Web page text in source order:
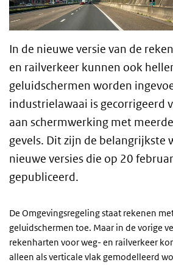
In de nieuwe versie van de
en railverkeer kunnen ook
geluidschermen worden
industrielawaai is gecorrigeerd
aan schermwerking met
gevels. Dit zijn de belangrijkste
nieuwe versies die op 20
gepubliceerd.
De Omgevingsregeling staat rekenen
geluidschermen toe. Maar in de vorige
rekenharten voor weg- en railverkeer
alleen als verticale vlak gemodelleerd